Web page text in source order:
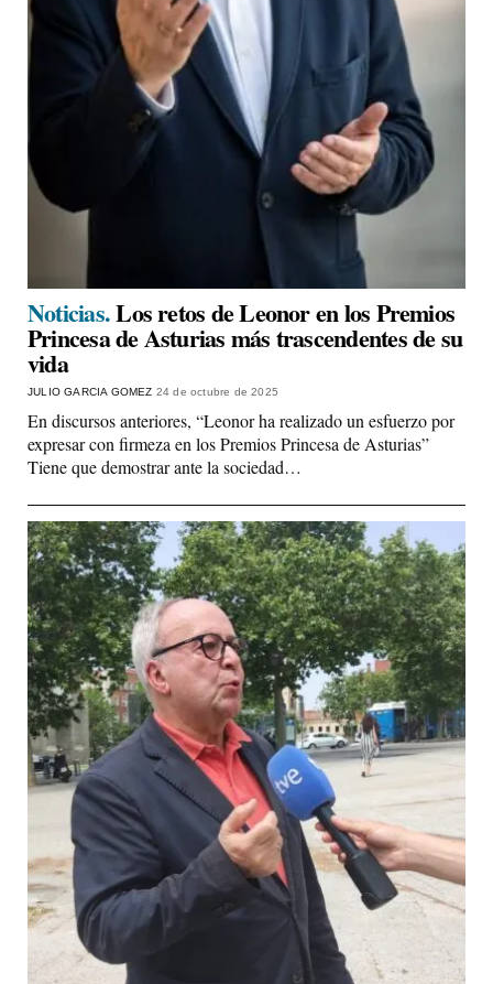
Noticias.Los retos de Leonor en los Premios
Princesa de Asturias más trascendentes de su
vida
JULIO GARCIA GOMEZ 24 de octubre de 2025
En discursos anteriores, “Leonor ha realizado un esfuerzo por
expresar con firmeza en los Premios Princesa de Asturias”
Tiene que demostrar ante la sociedad…